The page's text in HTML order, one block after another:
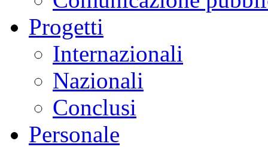
Progetti
Internazionali
Nazionali
Conclusi
Personale